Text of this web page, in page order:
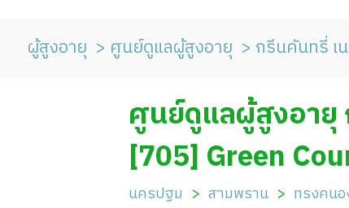
ผู้สูงอายุ ศูนย์ดูแลผู้สูงอายุ กรีนคันทรี่ เ
ศูนย์ดูแลผู้สูงอายุ
[705] Green
นครปฐม สามพราน ทรงคนอ